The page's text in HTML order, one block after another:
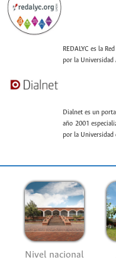
REDALYC es la
por la Universidad
Dialnet es un
año 2001
por la Universidad
Nivel nacional